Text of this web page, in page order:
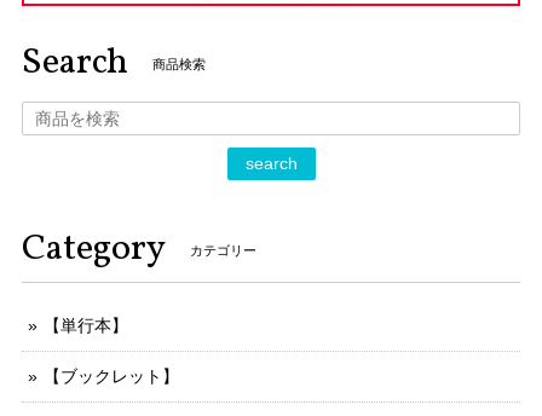
Search 商品検索
search
Category カテゴリー
【単行本】
【ブックレット】